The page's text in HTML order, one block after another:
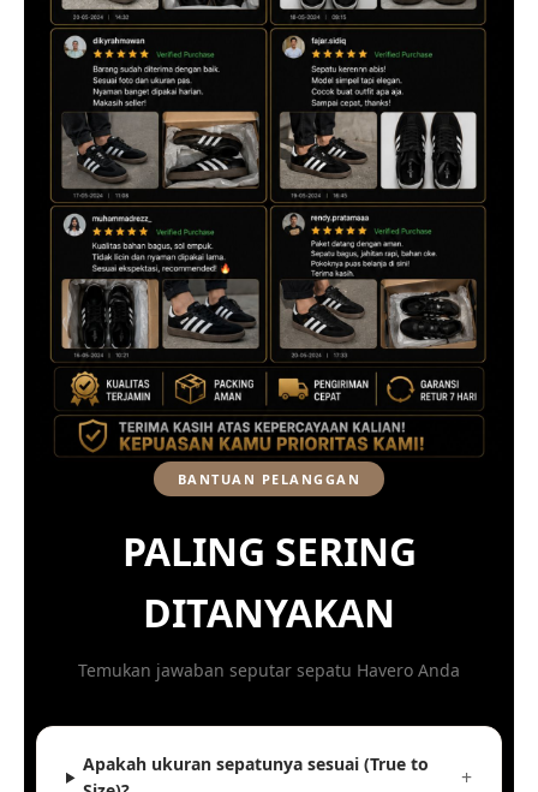
BANTUAN PELANGGAN
PALING SERING
DITANYAKAN
Temukan jawaban seputar sepatu Havero Anda
Apakah ukuran sepatunya sesuai (True to